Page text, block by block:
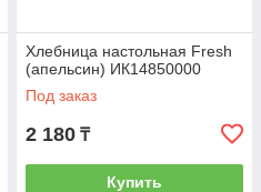
Хлебница настольная Fresh
(апельсин) ИК14850000
Под заказ
2 180 ₸
Купить